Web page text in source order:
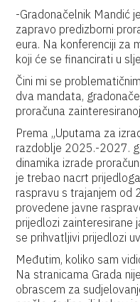
-Gradonačelnik Mandić
zapravo predizborni
eura. Na konferenciji za
koji će se financirati u
Čini mi se
dva mandata,
proračuna
Prema „Uputama za
razdoblje 2025.-2027.
dinamika izrade
je trebao nacrt
raspravu s trajanjem od
provedene javne
prijedlozi zainteresirane
se prihvatljivi prijedlozi
Međutim, koliko sam
Na stranicama Grada
obrascem za